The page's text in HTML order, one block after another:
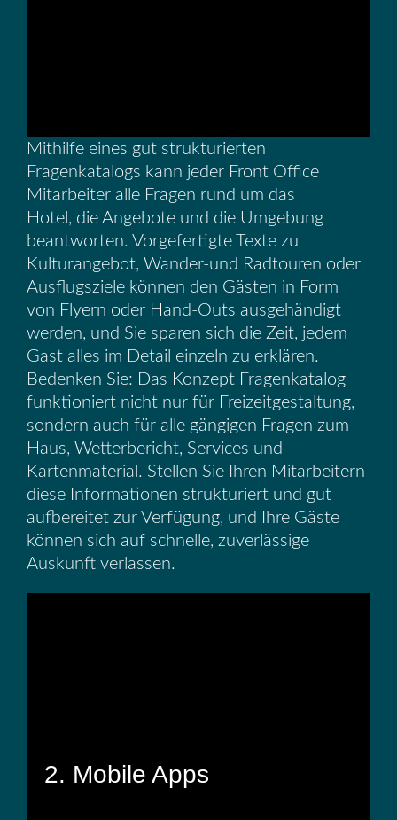
Mithilfe eines gut strukturierten
Fragenkatalogs kann jeder Front Office
Mitarbeiter alle Fragen rund um das
Hotel, die Angebote und die Umgebung
beantworten. Vorgefertigte Texte zu
Kulturangebot, Wander-und Radtouren oder
Ausflugsziele können den Gästen in Form
von Flyern oder Hand-Outs ausgehändigt
werden, und Sie sparen sich die Zeit, jedem
Gast alles im Detail einzeln zu erklären.
Bedenken Sie: Das Konzept Fragenkatalog
funktioniert nicht nur für Freizeitgestaltung,
sondern auch für alle gängigen Fragen zum
Haus, Wetterbericht, Services und
Kartenmaterial. Stellen Sie Ihren Mitarbeitern
diese Informationen strukturiert und gut
aufbereitet zur Verfügung, und Ihre Gäste
können sich auf schnelle, zuverlässige
Auskunft verlassen.
2. Mobile Apps